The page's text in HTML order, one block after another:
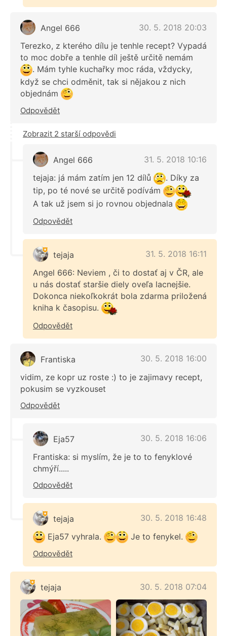
Angel 666
30. 5. 2018 20:03
Terezko, z kterého dílu je tenhle recept? Vypadá
to moc dobře a tenhle díl ještě určitě nemám
. Mám tyhle kuchařky moc ráda, vždycky,
když se chci odměnit, tak si nějakou z nich
objednám
Odpovědět
Zobrazit 2 starší odpovědi
Angel 666
31. 5. 2018 10:16
tejaja: já mám zatím jen 12 dílů
. Díky za
tip, po té nové se určitě podívám
A tak už jsem si jo rovnou objednala
Odpovědět
tejaja
31. 5. 2018 16:11
Angel 666: Neviem , či to dostať aj v ČR, ale
u nás dostať staršie diely oveľa lacnejšie.
Dokonca niekoľkokrát bola zdarma priložená
kniha k časopisu.
Odpovědět
Frantiska
30. 5. 2018 16:00
vidim, ze kopr uz roste :) to je zajimavy recept,
pokusim se vyzkouset
Odpovědět
Eja57
30. 5. 2018 16:06
Frantiska: si myslím, že je to to fenyklové
chmýří.....
Odpovědět
tejaja
30. 5. 2018 16:48
Eja57 vyhrala.
Je to fenykel.
Odpovědět
tejaja 30. 5. 2018 07:04